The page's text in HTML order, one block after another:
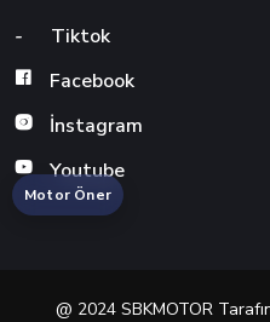
-
Tiktok
Facebook
İnstagram
Youtube
@ 2024 SBKMOTOR
Motor Öner